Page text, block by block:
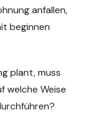
anfallen,
beginnen
plant, muss
welche Weise